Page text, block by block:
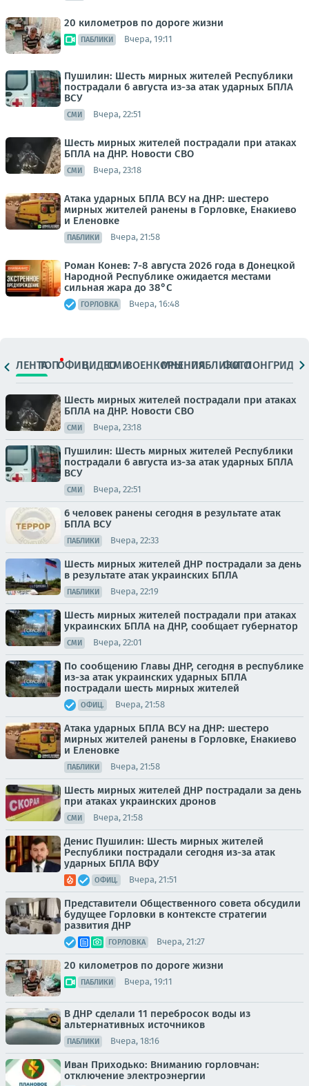
20 километров по дороге жизни
ПАБЛИКИ Вчера, 19:11
Пушилин: Шесть мирных жителей Республики
пострадали 6 августа из-за атак ударных БПЛА
ВСУ
СМИ Вчера, 22:51
Шесть мирных жителей пострадали при атаках
БПЛА на ДНР. Новости СВО
СМИ Вчера, 23:18
Атака ударных БПЛА ВСУ на ДНР: шестеро
мирных жителей ранены в Горловке, Енакиево
и Еленовке
ПАБЛИКИ Вчера, 21:58
Роман Конев: 7-8 августа 2026 года в Донецкой
Народной Республике ожидается местами
сильная жара до 38°С
ГОРЛОВКА Вчера, 16:48
ЛЕНТАТОПОФИЦ.ВИДЕОСМИВОЕНКОРЫМНЕНИЯПАБЛИКИ
ФОТОЛОНГРИДЫ
Шесть мирных жителей пострадали при атаках
БПЛА на ДНР. Новости СВО
СМИ Вчера, 23:18
Пушилин: Шесть мирных жителей Республики
пострадали 6 августа из-за атак ударных БПЛА
ВСУ
СМИ Вчера, 22:51
6 человек ранены сегодня в результате атак
БПЛА ВСУ
ПАБЛИКИ Вчера, 22:33
Шесть мирных жителей ДНР пострадали за день
в результате атак украинских БПЛА
ПАБЛИКИ Вчера, 22:19
Шесть мирных жителей пострадали при атаках
украинских БПЛА на ДНР, сообщает губернатор
СМИ Вчера, 22:01
По сообщению Главы ДНР, сегодня в республике
из-за атак украинских ударных БПЛА
пострадали шесть мирных жителей
ОФИЦ. Вчера, 21:58
Атака ударных БПЛА ВСУ на ДНР: шестеро
мирных жителей ранены в Горловке, Енакиево
и Еленовке
ПАБЛИКИ Вчера, 21:58
Шесть мирных жителей ДНР пострадали за день
при атаках украинских дронов
СМИ Вчера, 21:58
Денис Пушилин: Шесть мирных жителей
Республики пострадали сегодня из-за атак
ударных БПЛА ВФУ
ОФИЦ. Вчера, 21:51
Представители Общественного совета обсудили
будущее Горловки в контексте стратегии
развития ДНР
ГОРЛОВКА Вчера, 21:27
20 километров по дороге жизни
ПАБЛИКИ Вчера, 19:11
В ДНР сделали 11 перебросок воды из
альтернативных источников
ПАБЛИКИ Вчера, 18:16
Иван Приходько: Вниманию горловчан:
отключение электроэнергии